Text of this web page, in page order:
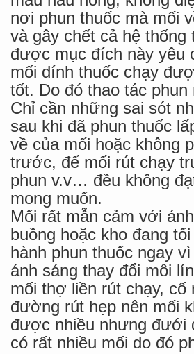
nơi phun thuốc mà mối
và gây chết cả hệ thống
được mục đích này yêu
mối dính thuốc chạy
tốt. Do đó thao tác phun
Chỉ cần những sai sót
sau khi đã phun thuốc
về của mối hoặc không
trước, để mối rút chạy
phun v.v… đều không
mong muốn.
Mối rất mẫn cảm với
buồng hoặc kho đang
hành phun thuốc ngay
ánh sáng thay đổi môi
mối thợ liền rút chạy, cố
đường rút hẹp nên mối
được nhiều nhưng đưới
có rất nhiều mối do đó